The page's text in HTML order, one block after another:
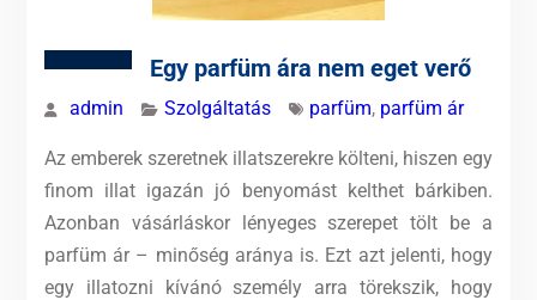
Egy parfüm ára nem eget verő
admin Szolgáltatás parfüm, parfüm ár
Az emberek szeretnek illatszerekre költeni, hiszen egy
finom illat igazán jó benyomást kelthet bárkiben.
Azonban vásárláskor lényeges szerepet tölt be a
parfüm ár – minőség aránya is. Ezt azt jelenti, hogy
egy illatozni kívánó személy arra törekszik, hogy